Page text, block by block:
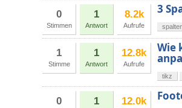
0
Stimmen
1
Antwort
8.2k
Aufrufe
3
1
Stimme
1
Antwort
12.8k
Aufrufe
Wie
tikz
0 1 12.0k